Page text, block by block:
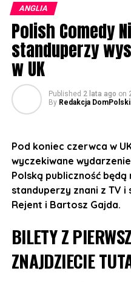
UWAGA! Koncert
wiekowych. Niepełnoletni
dorosłego opiekuna.
BILETY:
https://
Koncert odbędzie się:
Grosvenor St,
11 listopada w
Sheffield S1
12 listopada w The
13 listopada w 229
London W1W 5PN
ANGLIA
Polish Comedy
standuperzy
w UK
Published 2 lata ago on
By Redakcja
Pod koniec czerwca w
wyczekiwane
Polską publiczność
standuperzy znani z TV
Rejent i Bartosz Gajda.
BILETY Z
ZNAJDZIECIE